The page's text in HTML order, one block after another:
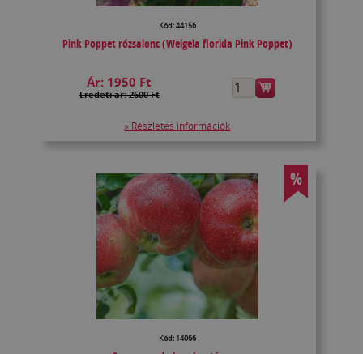
Kód: 44156
Pink Poppet rózsalonc (Weigela florida Pink Poppet)
Ár: 1950 Ft
Eredeti ár: 2600 Ft
» Részletes információk
%
Kód: 14066